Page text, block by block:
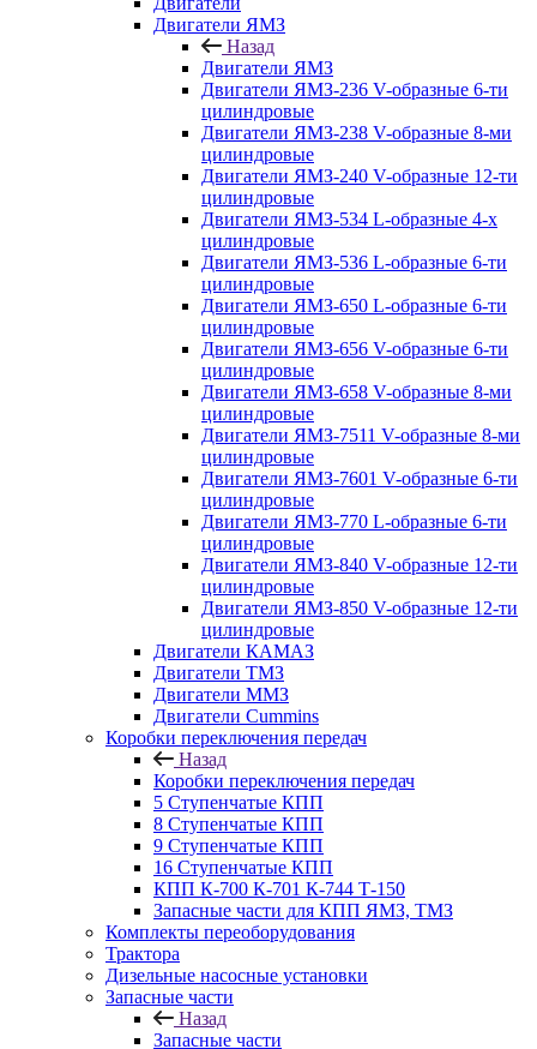
Двигатели ЯМЗ
Назад
Двигатели ЯМЗ
Двигатели ЯМЗ-236 V-образные 6-ти
цилиндровые
Двигатели ЯМЗ-238 V-образные 8-ми
цилиндровые
Двигатели ЯМЗ-240 V-образные 12-ти
цилиндровые
Двигатели ЯМЗ-534 L-образные 4-х
цилиндровые
Двигатели ЯМЗ-536 L-образные 6-ти
цилиндровые
Двигатели ЯМЗ-650 L-образные 6-ти
цилиндровые
Двигатели ЯМЗ-656 V-образные 6-ти
цилиндровые
Двигатели ЯМЗ-658 V-образные 8-ми
цилиндровые
Двигатели ЯМЗ-7511 V-образные 8-ми
цилиндровые
Двигатели ЯМЗ-7601 V-образные 6-ти
цилиндровые
Двигатели ЯМЗ-770 L-образные 6-ти
цилиндровые
Двигатели ЯМЗ-840 V-образные 12-ти
цилиндровые
Двигатели ЯМЗ-850 V-образные 12-ти
цилиндровые
Двигатели КАМАЗ
Двигатели ТМЗ
Двигатели ММЗ
Двигатели Cummins
Коробки переключения передач
Назад
Коробки переключения передач
5 Ступенчатые КПП
8 Ступенчатые КПП
9 Ступенчатые КПП
16 Ступенчатые КПП
КПП К-700 К-701 К-744 Т-150
Запасные части для КПП ЯМЗ, ТМЗ
Комплекты переоборудования
Трактора
Дизельные насосные установки
Запасные части
Назад
Запасные части